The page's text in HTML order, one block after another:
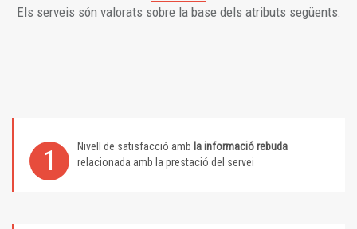
Els serveis són valorats sobre la base dels atributs següents:
1 Nivell de satisfacció amb la informació rebuda
relacionada amb la prestació del servei